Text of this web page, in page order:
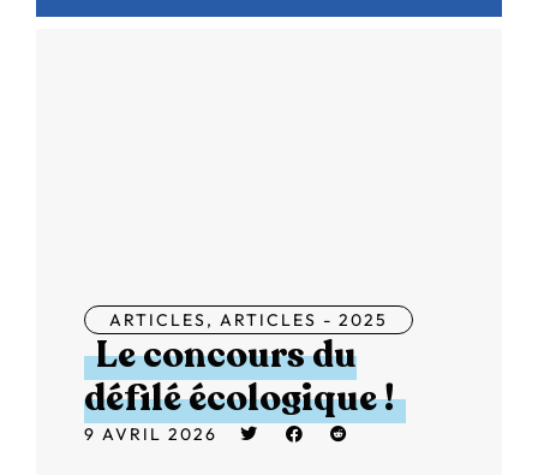
ARTICLES, ARTICLES - 2025
Le concours du
défilé écologique !
9 AVRIL 2026